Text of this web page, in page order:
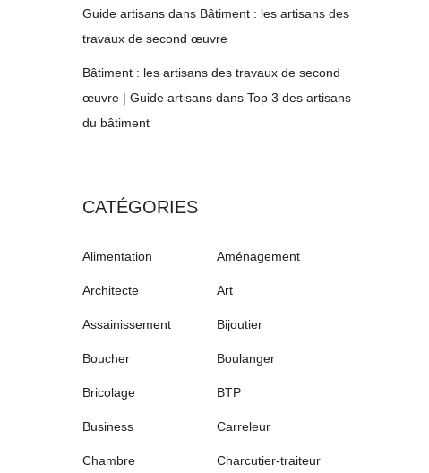
Guide artisans dans Bâtiment : les artisans des
travaux de second œuvre
Bâtiment : les artisans des travaux de second
œuvre | Guide artisans dans Top 3 des artisans
du bâtiment
CATÉGORIES
Alimentation Aménagement
Architecte Art
Assainissement Bijoutier
Boucher Boulanger
Bricolage BTP
Business Carreleur
Chambre Charcutier-traiteur